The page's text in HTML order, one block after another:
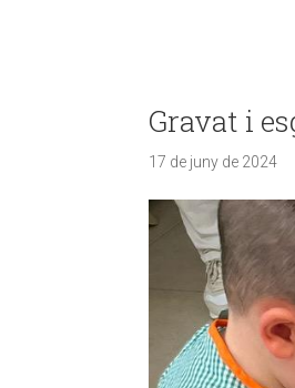
Gravat i
17 de juny de 2024